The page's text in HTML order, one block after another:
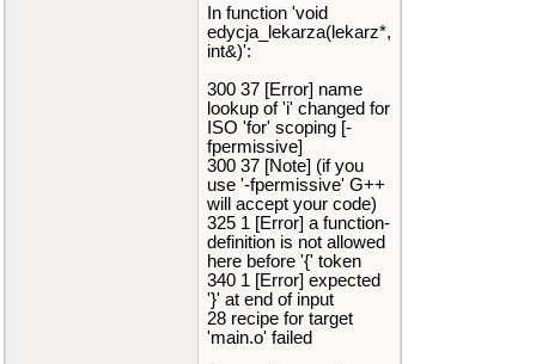
[
D_OPI
;
charimie_k
om[D_IM];
};
// ------------
--MENU---------
------------
voidmenu(leka
rz *LK, intli
czba_spec);
voidmenu_gl( i
ntopcja );
voidmenu_szuk(
lekarz *LK,
nst intliczba_
spec );
In function 'void
edycja_lekarza(lekarz*,
int&)':
300 37 [Error] name
lookup of 'i' changed for
ISO 'for' scoping [-
fpermissive]
300 37 [Note] (if you
use '-fpermissive' G++
will accept your code)
325 1 [Error] a function-
definition is not allowed
here before '{' token
340 1 [Error] expected
'}' at end of input
28 recipe for target
'main.o' failed